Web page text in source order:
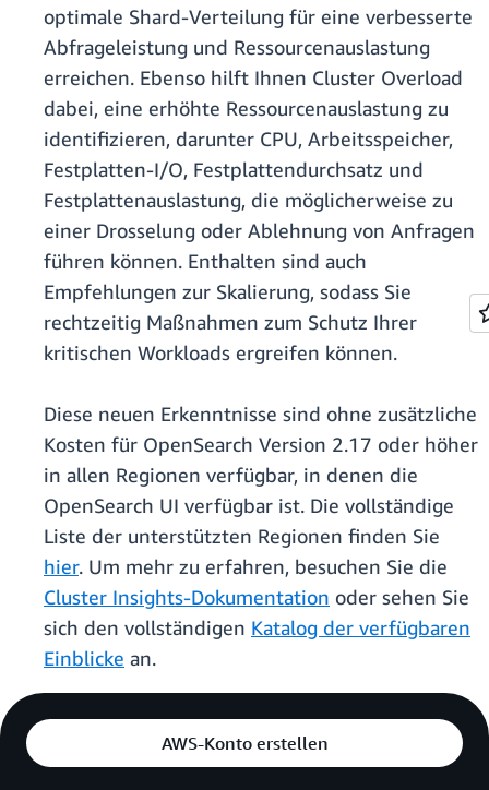
optimale Shard-Verteilung für eine verbesserte
Abfrageleistung und Ressourcenauslastung
erreichen. Ebenso hilft Ihnen Cluster Overload
dabei, eine erhöhte Ressourcenauslastung zu
identifizieren, darunter CPU, Arbeitsspeicher,
Festplatten-I/O, Festplattendurchsatz und
Festplattenauslastung, die möglicherweise zu
einer Drosselung oder Ablehnung von Anfragen
führen können. Enthalten sind auch
Empfehlungen zur Skalierung, sodass Sie
rechtzeitig Maßnahmen zum Schutz Ihrer
kritischen Workloads ergreifen können.
Diese neuen Erkenntnisse sind ohne zusätzliche
Kosten für OpenSearch Version 2.17 oder höher
in allen Regionen verfügbar, in denen die
OpenSearch UI verfügbar ist. Die vollständige
Liste der unterstützten Regionen finden Sie
hier. Um mehr zu erfahren, besuchen Sie die
Cluster Insights-Dokumentation oder sehen Sie
sich den vollständigen Katalog der verfügbaren
Einblicke an.
AWS-Konto erstellen